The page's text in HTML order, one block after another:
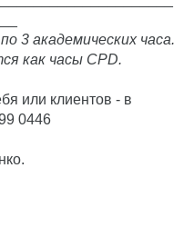
3 академических часа.
как часы CPD.
или клиентов - в
0446